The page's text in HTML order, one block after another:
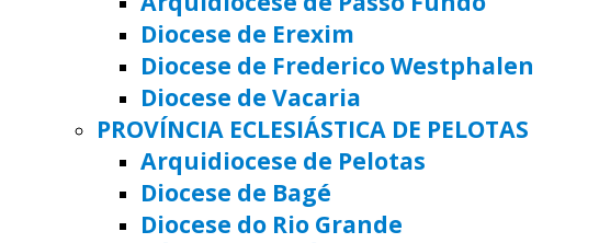
Diocese de Erexim
Diocese de Frederico Westphalen
Diocese de Vacaria
PROVÍNCIA ECLESIÁSTICA DE PELOTAS
Arquidiocese de Pelotas
Diocese de Bagé
Diocese do Rio Grande